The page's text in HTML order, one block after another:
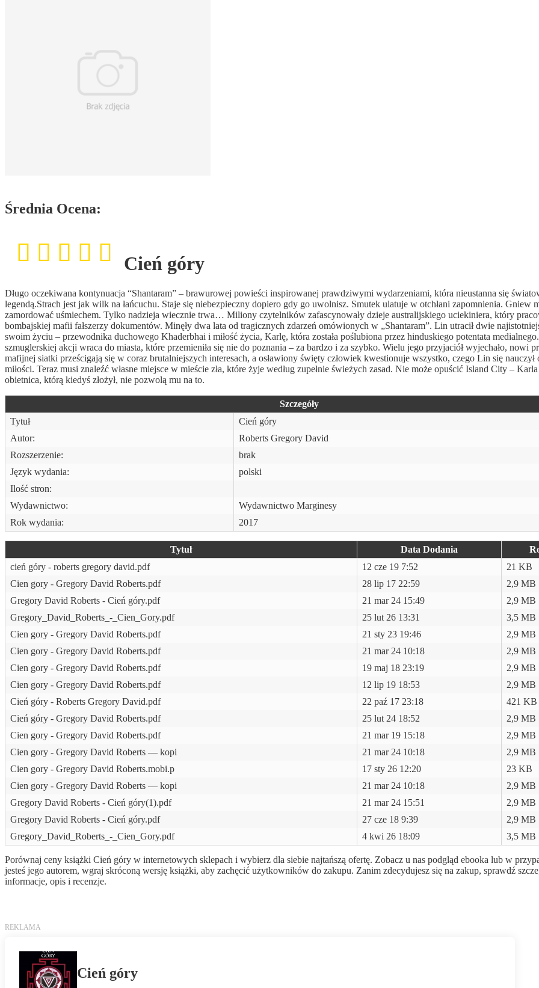
Średnia Ocena:
Cień góry
Długo oczekiwana kontynuacja “Shantaram” – brawurowej powieści inspirowanej prawdziwymi wydarzeniami, która nieustanna się
legendą.Strach jest jak wilk na łańcuchu. Staje się niebezpieczny dopiero gdy go uwolnisz. Smutek ulatuje w otchłani zapomnienia. Gniew
zamordować uśmiechem. Tylko nadzieja wiecznie trwa… Miliony czytelników zafascynowały dzieje australijskiego uciekiniera, który
bombajskiej mafii fałszerzy dokumentów. Minęły dwa lata od tragicznych zdarzeń omówionych w „Shantaram”. Lin utracił dwie
swoim życiu – przewodnika duchowego Khaderbhai i miłość życia, Karlę, która została poślubiona przez hinduskiego potentata
szmuglerskiej akcji wraca do miasta, które przemieniła się nie do poznania – za bardzo i za szybko. Wielu jego przyjaciół wyjechało, nowi
mafijnej siatki prześcigają się w coraz brutalniejszych interesach, a osławiony święty człowiek kwestionuje wszystko, czego Lin się nauczył
miłości. Teraz musi znaleźć własne miejsce w mieście zła, które żyje według zupełnie świeżych zasad. Nie może opuścić Island City –
obietnica, którą kiedyś złożył, nie pozwolą mu na to.
Szczegóły
Tytuł
Cień góry
Autor:
Roberts Gregory David
Rozszerzenie:
brak
Język wydania:
polski
Ilość stron:
Wydawnictwo:
Wydawnictwo Marginesy
Rok wydania:
2017
Tytuł Data Dodania
cień góry - roberts gregory david.pdf
12 cze 19 7:52
21 KB
Cien gory - Gregory David Roberts.pdf
28 lip 17 22:59
2,9 MB
Gregory David Roberts - Cień góry.pdf
21 mar 24 15:49
2,9 MB
Gregory_David_Roberts_-_Cien_Gory.pdf
25 lut 26 13:31
3,5 MB
Cien gory - Gregory David Roberts.pdf
21 sty 23 19:46
2,9 MB
Cien gory - Gregory David Roberts.pdf
21 mar 24 10:18
2,9 MB
Cien gory - Gregory David Roberts.pdf
19 maj 18 23:19
2,9 MB
Cien gory - Gregory David Roberts.pdf
12 lip 19 18:53
2,9 MB
Cień góry - Roberts Gregory David.pdf
22 paź 17 23:18
421 KB
Cień góry - Gregory David Roberts.pdf
25 lut 24 18:52
2,9 MB
Cien gory - Gregory David Roberts.pdf
21 mar 19 15:18
2,9 MB
Cien gory - Gregory David Roberts — kopi
21 mar 24 10:18
2,9 MB
Cien gory - Gregory David Roberts.mobi.p
17 sty 26 12:20
23 KB
Cien gory - Gregory David Roberts — kopi
21 mar 24 10:18
2,9 MB
Gregory David Roberts - Cień góry(1).pdf
21 mar 24 15:51
2,9 MB
Gregory David Roberts - Cień góry.pdf
27 cze 18 9:39
2,9 MB
Gregory_David_Roberts_-_Cien_Gory.pdf
4 kwi 26 18:09 3,5 MB
Porównaj ceny książki Cień góry w internetowych sklepach i wybierz dla siebie najtańszą ofertę. Zobacz u nas podgląd ebooka lub w
jesteś jego autorem, wgraj skróconą wersję książki, aby zachęcić użytkowników do zakupu. Zanim zdecydujesz się na zakup, sprawdź
informacje, opis i recenzje.